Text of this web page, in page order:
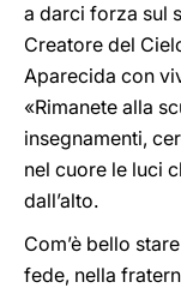
a darci forza sul
Creatore del
Aparecida con
«Rimanete alla
insegnamenti,
nel cuore le luci
dall’alto.
Com’è bello
fede, nella